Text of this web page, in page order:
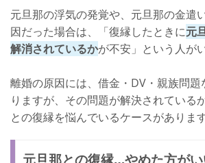
元旦那の浮気の発覚や、元旦那の金遣
因だった場合は、「復縁したときに元
解消されているかが不安」という人が
離婚の原因には、借金・DV・親族問題
りますが、その問題が解決されている
との復縁を悩んでいるケースがあります